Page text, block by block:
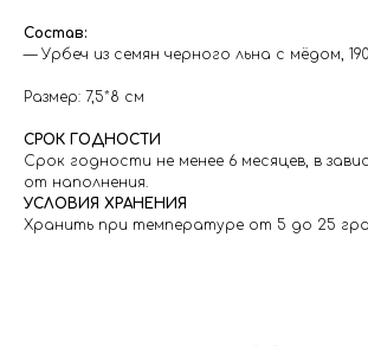
Состав:
— Урбеч из семян черного льна с мёдом,
Размер: 7,5*8 см
СРОК ГОДНОСТИ
Срок годности не менее 6 месяцев, в
от наполнения.
УСЛОВИЯ ХРАНЕНИЯ
Хранить при температуре от 5 до 25